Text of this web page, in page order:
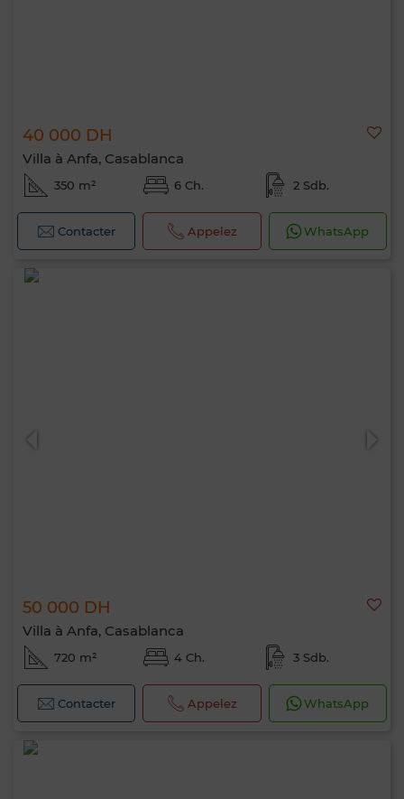
40 000 DH
Villa à Anfa, Casablanca
350 m² 6 Ch. 2 Sdb.
Contacter Appelez WhatsApp
50 000 DH
Villa à Anfa, Casablanca
720 m² 4 Ch. 3 Sdb.
Contacter Appelez WhatsApp